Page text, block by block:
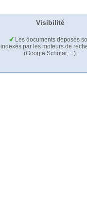
Visibilité
Les documents déposés
indexés par les moteurs de
(Google Scholar,…).